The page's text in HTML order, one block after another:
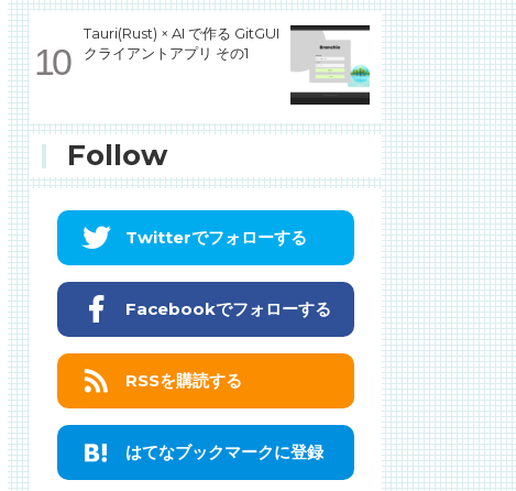
Tauri(Rust) × AI で作る GitGUI
クライアントアプリ その1
Follow
Twitterでフォローする
Facebookでフォローする
RSSを購読する
はてなブックマークに登録